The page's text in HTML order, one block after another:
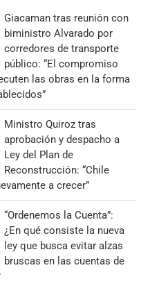
Giacaman tras reunión con
biministro Alvarado por
corredores de transporte
público: “El compromiso
las obras en la forma
Ministro Quiroz tras
aprobación y despacho a
Ley del Plan de
Reconstrucción: “Chile
a crecer”
“Ordenemos la Cuenta”:
¿En qué consiste la nueva
ley que busca evitar alzas
bruscas en las cuentas de